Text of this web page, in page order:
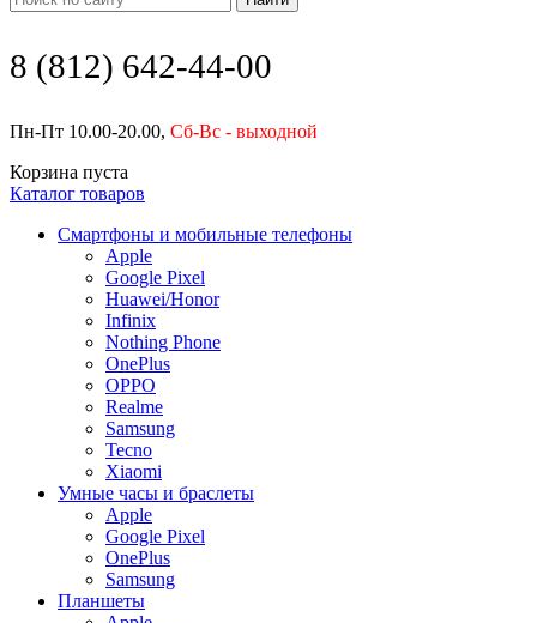
8 (812) 642-44-00
Пн-Пт 10.00-20.00, Сб-Вс - выходной
Корзина пуста
Каталог товаров
Смартфоны и мобильные телефоны
Apple
Google Pixel
Huawei/Honor
Infinix
Nothing Phone
OnePlus
OPPO
Realme
Samsung
Tecno
Xiaomi
Умные часы и браслеты
Apple
Google Pixel
OnePlus
Samsung
Планшеты